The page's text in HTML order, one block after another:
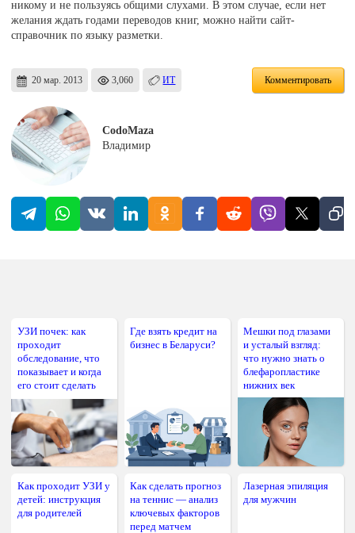
никому и не пользуясь общими слухами. В этом случае, если нет
желания ждать годами переводов книг, можно найти сайт-
справочник по языку разметки.
20 мар. 2013 3,060 ИТ Комментировать
CodoMaza
Владимир
УЗИ почек: как
проходит
обследование, что
показывает и когда
его стоит сделать
Где взять кредит на
бизнес в Беларуси?
Мешки под глазами
и усталый взгляд:
что нужно знать о
блефаропластике
нижних век
Как проходит УЗИ у
детей: инструкция
для родителей
Как сделать прогноз
на теннис — анализ
ключевых факторов
перед матчем
Лазерная эпиляция
для мужчин